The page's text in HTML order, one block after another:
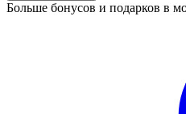
Больше бонусов и подарков в